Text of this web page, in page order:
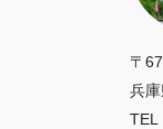
〒
兵
TEL